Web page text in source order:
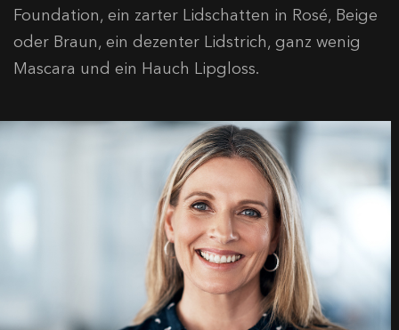
Foundation, ein zarter Lidschatten in Rosé, Beige
oder Braun, ein dezenter Lidstrich, ganz wenig
Mascara und ein Hauch Lipgloss.